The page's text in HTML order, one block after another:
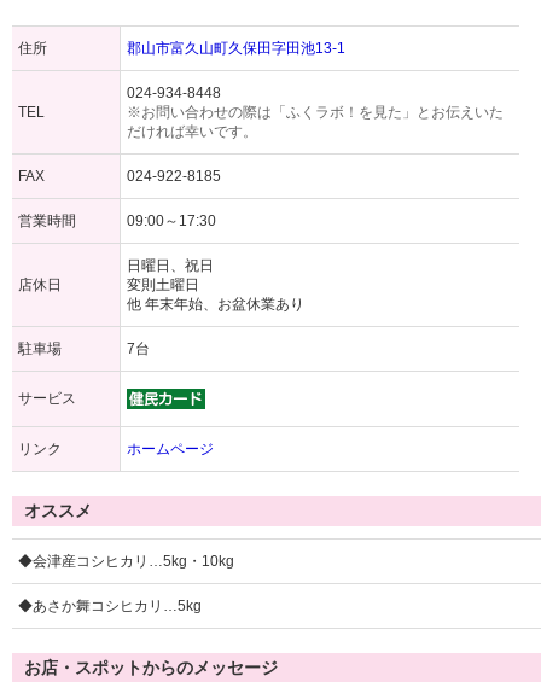
住所 郡山市富久山町久保田字田池13-1
TEL
024-934-8448
※お問い合わせの際は「ふくラボ！を見た」とお伝えいた
だければ幸いです。
FAX 024-922-8185
営業時間 09:00～17:30
店休日
日曜日、祝日
変則土曜日
他 年末年始、お盆休業あり
駐車場 7台
サービス
リンク ホームページ
オススメ
◆会津産コシヒカリ…5kg・10kg
◆あさか舞コシヒカリ…5kg
お店・スポットからのメッセージ